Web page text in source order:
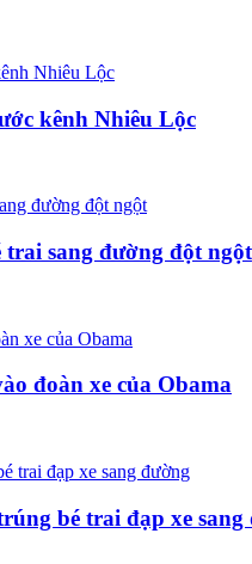
kênh Nhiêu Lộc
trai sang đường đột ngột
đoàn xe của Obama
bé trai đạp xe sang